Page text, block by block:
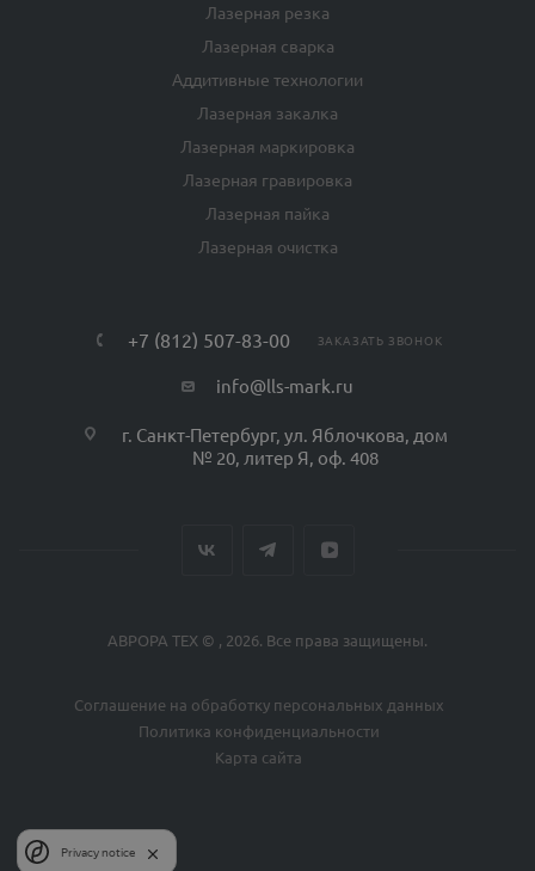
Лазерная резка
Лазерная сварка
Аддитивные технологии
Лазерная закалка
Лазерная маркировка
Лазерная гравировка
Лазерная пайка
Лазерная очистка
+7 (812) 507-83-00 ЗАКАЗАТЬ ЗВОНОК
info@lls-mark.ru
г. Санкт-Петербург, ул. Яблочкова, дом
№ 20, литер Я, оф. 408
АВРОРА ТЕХ © , 2026. Все права защищены.
Соглашение на обработку персональных данных
Политика конфиденциальности
Карта сайта
Privacy notice